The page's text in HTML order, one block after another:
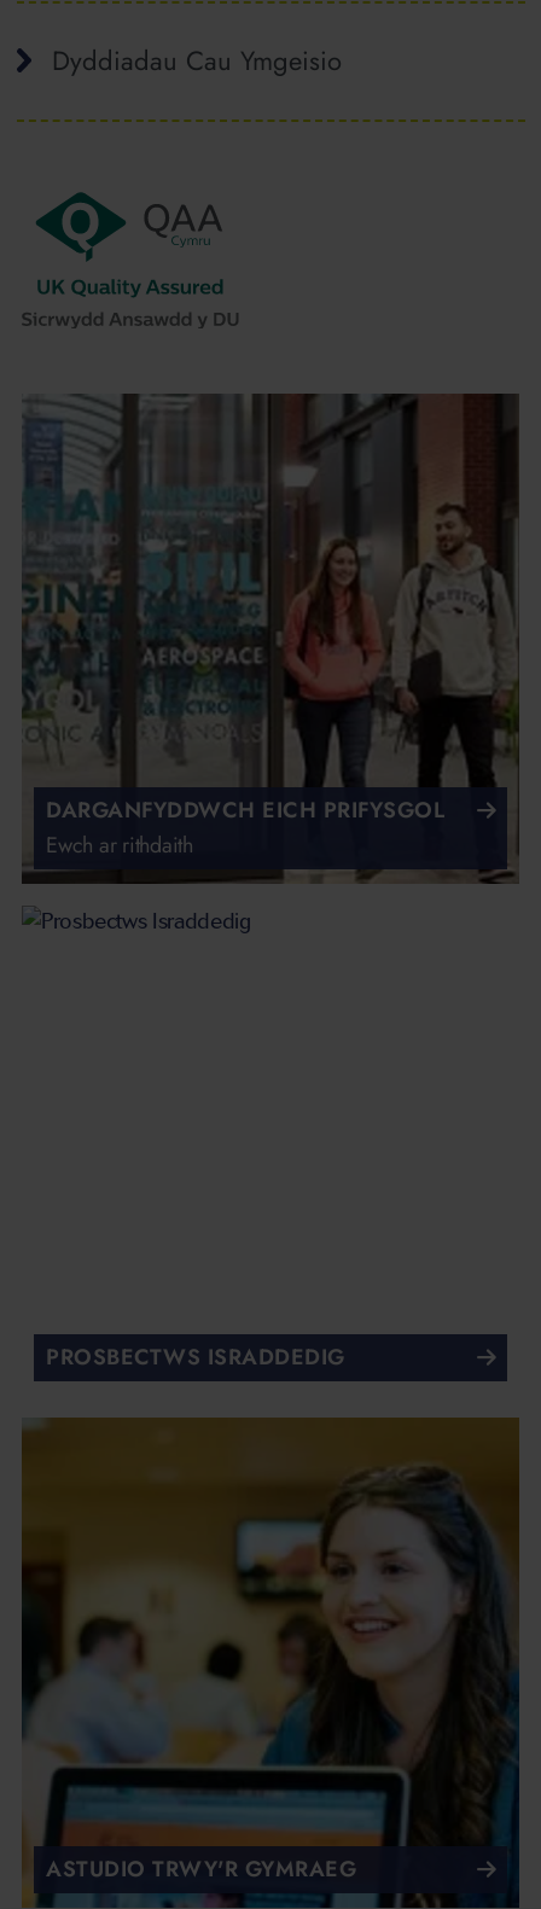
Dyddiadau Cau Ymgeisio
DARGANFYDDWCH EICH PRIFYSGOL
Ewch ar rithdaith
PROSBECTWS ISRADDEDIG
ASTUDIO TRWY'R GYMRAEG